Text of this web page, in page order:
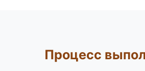
Процесс